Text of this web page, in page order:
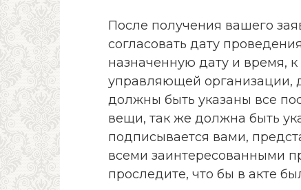
После получения вашего
согласовать дату
назначенную дату и время,
управляющей организации,
должны быть указаны все
вещи, так же должна быть
подписывается вами,
всеми заинтересованными
проследите, что бы в акте